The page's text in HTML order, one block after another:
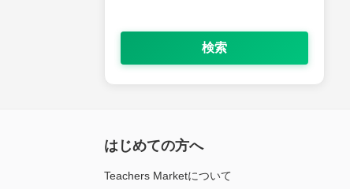
検索
はじめての方へ
Teachers Marketについて